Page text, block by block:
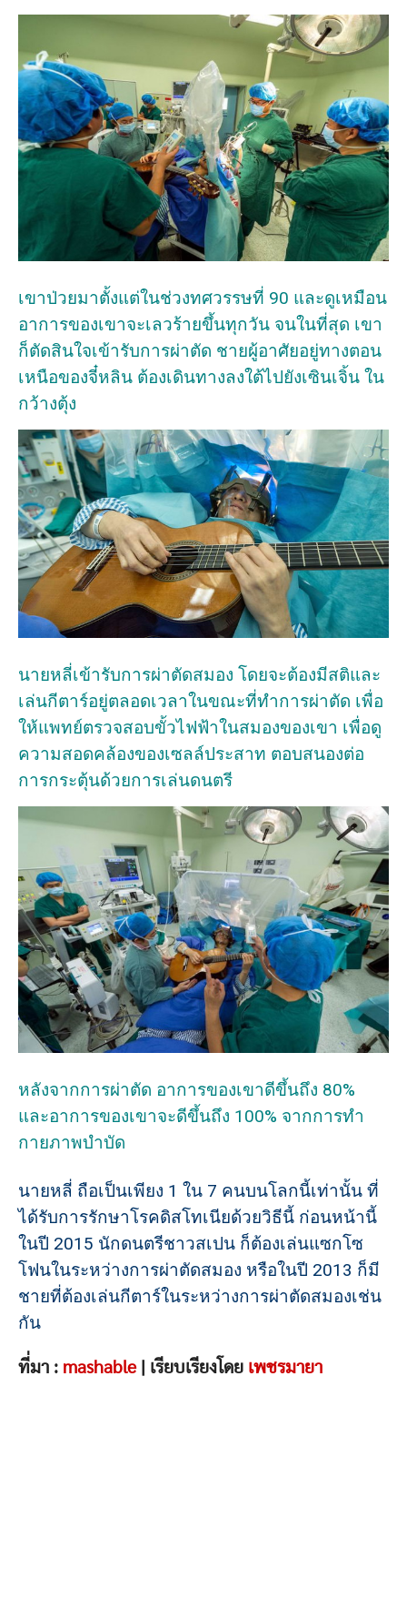
เขาป่วยมาตั้งแต่ในช่วงทศวรรษที่ 90 และดูเหมือน
อาการของเขาจะเลวร้ายขึ้นทุกวัน จนในที่สุด เขา
ก็ตัดสินใจเข้ารับการผ่าตัด ชายผู้อาศัยอยู่ทางตอน
เหนือของจี๋หลิน ต้องเดินทางลงใต้ไปยังเซินเจิ้น ใน
กว้างตุ้ง
นายหลี่เข้ารับการผ่าตัดสมอง โดยจะต้องมีสติและ
เล่นกีตาร์อยู่ตลอดเวลาในขณะที่ทำการผ่าตัด เพื่อ
ให้แพทย์ตรวจสอบขั้วไฟฟ้าในสมองของเขา เพื่อดู
ความสอดคล้องของเซลล์ประสาท ตอบสนองต่อ
การกระตุ้นด้วยการเล่นดนตรี
หลังจากการผ่าตัด อาการของเขาดีขึ้นถึง 80%
และอาการของเขาจะดีขึ้นถึง 100% จากการทำ
กายภาพบำบัด
นายหลี่ ถือเป็นเพียง 1 ใน 7 คนบนโลกนี้เท่านั้น ที่
ได้รับการรักษาโรคดิสโทเนียด้วยวิธีนี้ ก่อนหน้านี้
ในปี 2015 นักดนตรีชาวสเปน ก็ต้องเล่นแซกโซ
โฟนในระหว่างการผ่าตัดสมอง หรือในปี 2013 ก็มี
ชายที่ต้องเล่นกีตาร์ในระหว่างการผ่าตัดสมองเช่น
กัน
ที่มา : mashable| เรียบเรียงโดย เพชรมายา